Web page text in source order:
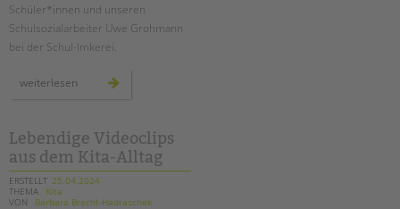
Schüler*innen und unseren
Schulsozialarbeiter Uwe Grohmann
bei der Schul-Imkerei.
weiterlesen
an
der
adolf-
reichwein-
schule
in
neukölln
Lebendige Videoclips
aus dem Kita-Alltag
ERSTELLT 25.04.2024
THEMA
Kita
VON
Barbara Brecht-Hadraschek